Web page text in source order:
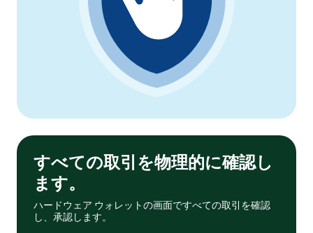
すべての取引を物理的に確認し
ます。
ハードウェア ウォレットの画面ですべての取引を確認
し、承認します。